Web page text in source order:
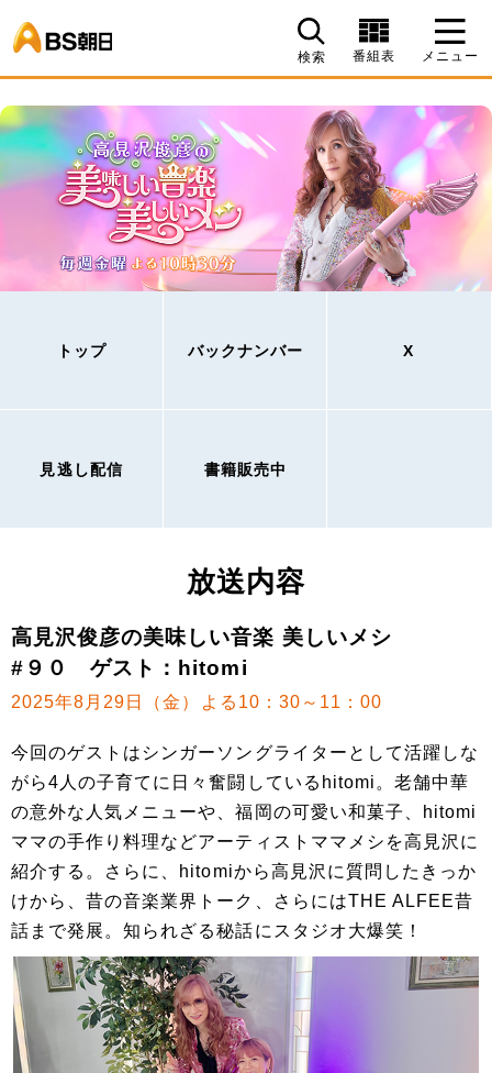
検索 番組表 メニュー
トップ バックナンバー X
見逃し配信 書籍販売中
放送内容
高見沢俊彦の美味しい音楽 美しいメシ
#９０ ゲスト：hitomi
2025年8月29日（金）よる10：30～11：00
今回のゲストはシンガーソングライターとして活躍しな
がら4人の子育てに日々奮闘しているhitomi。老舗中華
の意外な人気メニューや、福岡の可愛い和菓子、hitomi
ママの手作り料理などアーティストママメシを高見沢に
紹介する。さらに、hitomiから高見沢に質問したきっか
けから、昔の音楽業界トーク、さらにはTHE ALFEE昔
話まで発展。知られざる秘話にスタジオ大爆笑！